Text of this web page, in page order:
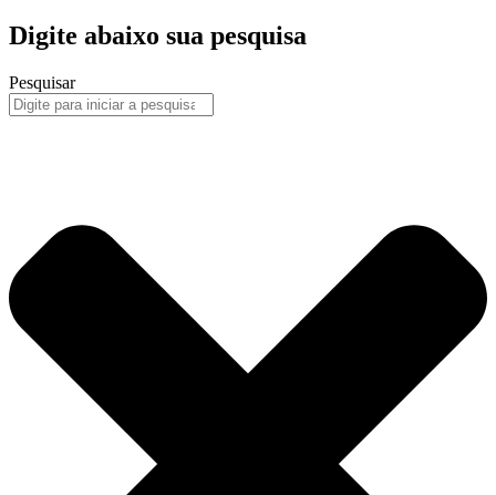
Digite abaixo sua pesquisa
Pesquisar